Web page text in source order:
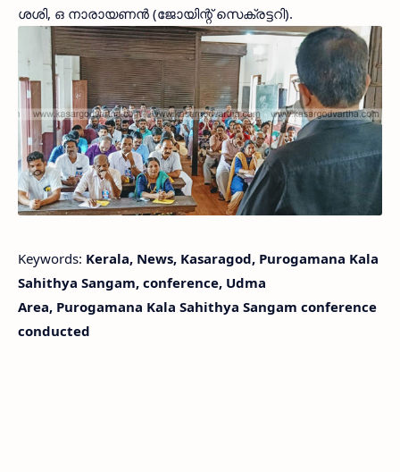
ശശി, ഒ നാരായണന്‍ (ജോയിന്റ് സെക്രട്ടറി).
Keywords: Kerala, News, Kasaragod, Purogamana Kala
Sahithya Sangam, conference, Udma
Area, Purogamana Kala Sahithya Sangam conference
conducted